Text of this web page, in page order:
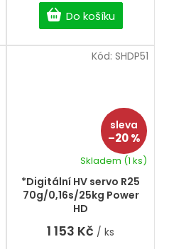
Do košíku
–20 %
*Digitální HV servo R25
70g/0,16s/25kg Power
HD
Skladem (1 ks)
1 153 Kč / ks
Kód: SHDP51